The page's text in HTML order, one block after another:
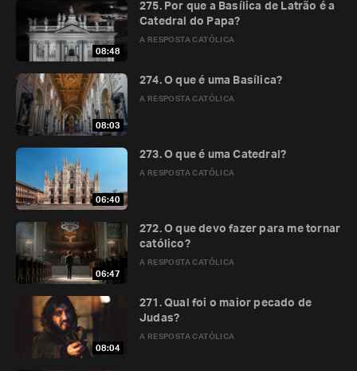
08:48
A RESPOSTA CATÓLICA
275. Por que a Basílica de Latrão é a
Catedral do Papa?
08:03
A RESPOSTA CATÓLICA
274. O que é uma Basílica?
06:40
A RESPOSTA CATÓLICA
273. O que é uma Catedral?
06:47
A RESPOSTA CATÓLICA
272. O que devo fazer para me tornar
católico?
08:04
A RESPOSTA CATÓLICA
271. Qual foi o maior pecado de
Judas?